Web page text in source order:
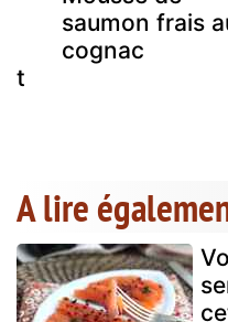
saumon frais
cognac
A lire